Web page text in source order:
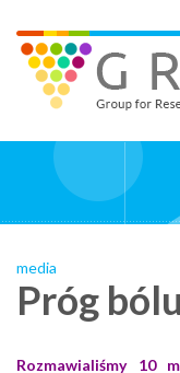
main
content
media
Próg
Rozmawialiśmy 10